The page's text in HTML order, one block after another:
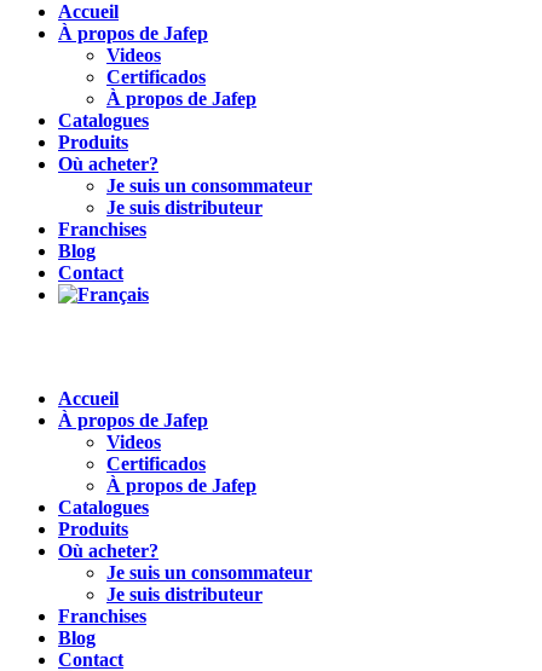
Accueil
À propos de Jafep
Videos
Certificados
À propos de Jafep
Catalogues
Produits
Où acheter?
Je suis un consommateur
Je suis distributeur
Franchises
Blog
Contact
Accueil
À propos de Jafep
Videos
Certificados
À propos de Jafep
Catalogues
Produits
Où acheter?
Je suis un consommateur
Je suis distributeur
Franchises
Blog
Contact